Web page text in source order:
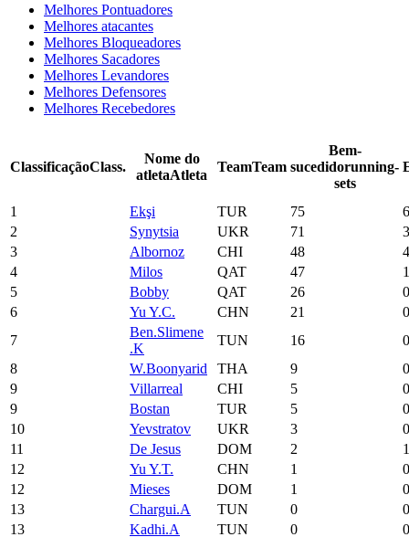
Melhores Pontuadores
Melhores atacantes
Melhores Bloqueadores
Melhores Sacadores
Melhores Levandores
Melhores Defensores
Melhores Recebedores
ClassificaçãoClass.
Nome do
atletaAtleta
TeamTeam
Bem-
sucedidorunning-
sets
1 Ekşi TUR 75
6
2
Synytsia UKR 71
3
3
Albornoz CHI 48
4
4
Milos QAT 47
1
5
Bobby QAT 26
0
6
Yu Y.C. CHN 21
0
7
Ben.Slimene
.K
TUN 16
0
8
W.Boonyarid THA 9
0
9
Villarreal CHI 5
0
9
Bostan TUR 5
0
10
Yevstratov UKR 3
0
11
De Jesus DOM 2
1
12
Yu Y.T. CHN 1
0
12
Mieses DOM 1
0
13
Chargui.A TUN 0
0
13
Kadhi.A TUN 0 0